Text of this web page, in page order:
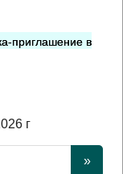
приглашение в
г